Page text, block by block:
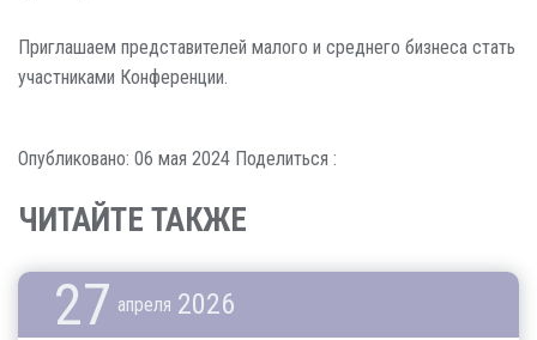
Приглашаем представителей малого и среднего бизнеса стать
участниками Конференции.
Опубликовано: 06 мая 2024 Поделиться :
ЧИТАЙТЕ ТАКЖЕ
27 апреля 2026